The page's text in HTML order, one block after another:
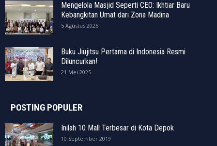
Mengelola Masjid Seperti CEO: Ikhtiar Baru
Kebangkitan Umat dari Zona Madina
5 Agustus 2025
Buku Jiujitsu Pertama di Indonesia Resmi
Diluncurkan!
21 Mei 2025
POSTING POPULER
Inilah 10 Mall Terbesar di Kota Depok
10 September 2019